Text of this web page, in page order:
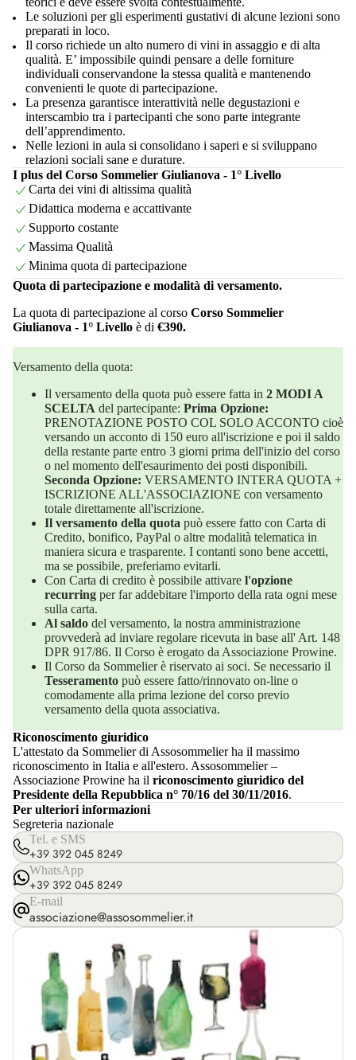
Le soluzioni per gli esperimenti gustativi di alcune lezioni sono
preparati in loco.
Il corso richiede un alto numero di vini in assaggio e di alta
qualità. E’ impossibile quindi pensare a delle forniture
individuali conservandone la stessa qualità e mantenendo
convenienti le quote di partecipazione.
La presenza garantisce interattività nelle degustazioni e
interscambio tra i partecipanti che sono parte integrante
dell’apprendimento.
Nelle lezioni in aula si consolidano i saperi e si sviluppano
relazioni sociali sane e durature.
I plus del Corso Sommelier Giulianova - 1° Livello
Carta dei vini di altissima qualità
Didattica moderna e accattivante
Supporto costante
Massima Qualità
Minima quota di partecipazione
Quota di partecipazione e modalità di versamento.
La quota di partecipazione al corso Corso Sommelier
Giulianova - 1° Livello è di €390.
Versamento della quota:
Il versamento della quota può essere fatta in 2 MODI A
SCELTA del partecipante: Prima Opzione:
PRENOTAZIONE POSTO COL SOLO ACCONTO cioè
versando un acconto di 150 euro all'iscrizione e poi il saldo
della restante parte entro 3 giorni prima dell'inizio del corso
o nel momento dell'esaurimento dei posti disponibili.
Seconda Opzione: VERSAMENTO INTERA QUOTA +
ISCRIZIONE ALL'ASSOCIAZIONE con versamento
totale direttamente all'iscrizione.
Il versamento della quota può essere fatto con Carta di
Credito, bonifico, PayPal o altre modalità telematica in
maniera sicura e trasparente. I contanti sono bene accetti,
ma se possibile, preferiamo evitarli.
Con Carta di credito è possibile attivare l'opzione
recurring per far addebitare l'importo della rata ogni mese
sulla carta.
Al saldo del versamento, la nostra amministrazione
provvederà ad inviare regolare ricevuta in base all' Art. 148
DPR 917/86. Il Corso è erogato da Associazione Prowine.
Il Corso da Sommelier è riservato ai soci. Se necessario il
Tesseramento può essere fatto/rinnovato on-line o
comodamente alla prima lezione del corso previo
versamento della quota associativa.
Riconoscimento giuridico
L'attestato da Sommelier di Assosommelier ha il massimo
riconoscimento in Italia e all'estero. Assosommelier –
Associazione Prowine ha il riconoscimento giuridico del
Presidente della Repubblica n° 70/16 del 30/11/2016.
Per ulteriori informazioni
Segreteria nazionale
Tel. e SMS
+39 392 045 8249
WhatsApp
+39 392 045 8249
E-mail
associazione@assosommelier.it